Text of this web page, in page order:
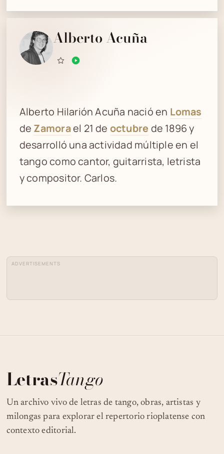
Alberto Acuña
Alberto Hilarión Acuña nació en Lomas
de Zamorael 21 de octubre de 1896 y
desarrolló una actividad múltiple en el
tango como cantor, guitarrista, letrista
y compositor. Carlos.
ADVERTISEMENTS
LetrasTango
Un archivo vivo de letras de tango, obras, artistas y
milongas para explorar el repertorio rioplatense con
contexto editorial.